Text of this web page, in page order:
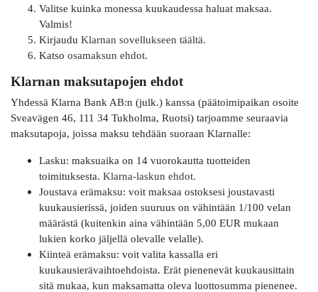
Valitse kuinka monessa kuukaudessa haluat maksaa.
Valmis!
Kirjaudu Klarnan sovellukseen täältä.
Katso osamaksun ehdot.
Klarnan maksutapojen ehdot
Yhdessä Klarna Bank AB:n (julk.) kanssa (päätoimipaikan osoite
Sveavägen 46, 111 34 Tukholma, Ruotsi) tarjoamme seuraavia
maksutapoja, joissa maksu tehdään suoraan Klarnalle:
Lasku: maksuaika on 14 vuorokautta tuotteiden
toimituksesta. Klarna-laskun ehdot.
Joustava erämaksu: voit maksaa ostoksesi joustavasti
kuukausierissä, joiden suuruus on vähintään 1/100 velan
määrästä (kuitenkin aina vähintään 5,00 EUR mukaan
lukien korko jäljellä olevalle velalle).
Kiinteä erämaksu: voit valita kassalla eri
kuukausierävaihtoehdoista. Erät pienenevät kuukausittain
sitä mukaa, kun maksamatta oleva luottosumma pienenee.